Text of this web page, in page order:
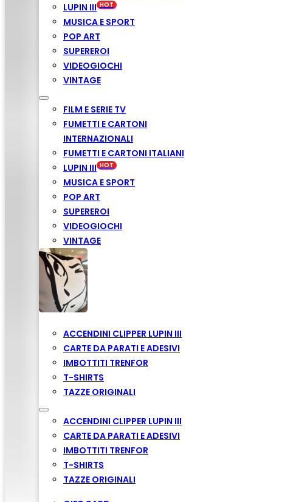
LUPIN III
MUSICA E SPORT
POP ART
SUPEREROI
VIDEOGIOCHI
VINTAGE
FILM E SERIE TV
FUMETTI E CARTONI
INTERNAZIONALI
FUMETTI E CARTONI ITALIANI
LUPIN III
MUSICA E SPORT
POP ART
SUPEREROI
VIDEOGIOCHI
VINTAGE
ACCENDINI CLIPPER LUPIN III
CARTE DA PARATI E ADESIVI
IMBOTTITI TRENFOR
T-SHIRTS
TAZZE ORIGINALI
ACCENDINI CLIPPER LUPIN III
CARTE DA PARATI E ADESIVI
IMBOTTITI TRENFOR
T-SHIRTS
TAZZE ORIGINALI